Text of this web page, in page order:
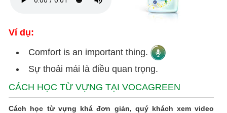
Ví dụ:
Comfort is an important thing.
Sự thoải mái là điều quan trọng.
CÁCH HỌC TỪ VỰNG TẠI VOCAGREEN
Cách học từ vựng khá đơn giản, quý khách xem video